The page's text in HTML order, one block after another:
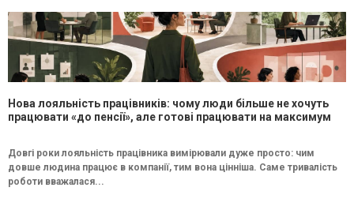
Нова лояльність працівників: чому люди більше не хочуть
працювати «до пенсії», але готові працювати на максимум
Довгі роки лояльність працівника вимірювали дуже просто: чим
довше людина працює в компанії, тим вона цінніша. Саме тривалість
роботи вважалася...